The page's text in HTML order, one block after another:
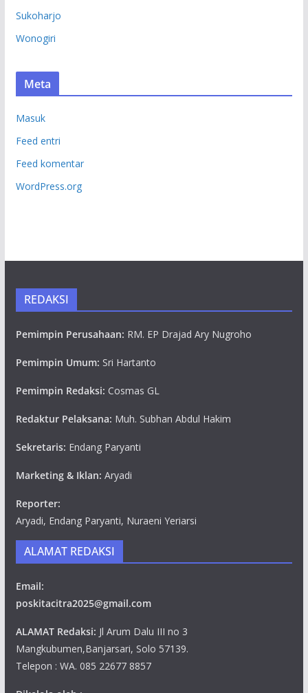
Sukoharjo
Wonogiri
Meta
Masuk
Feed entri
Feed komentar
WordPress.org
REDAKSI
Pemimpin Perusahaan: RM. EP Drajad Ary Nugroho
Pemimpin Umum: Sri Hartanto
Pemimpin Redaksi: Cosmas GL
Redaktur Pelaksana: Muh. Subhan Abdul Hakim
Sekretaris: Endang Paryanti
Marketing & Iklan: Aryadi
Reporter:
Aryadi, Endang Paryanti, Nuraeni Yeriarsi
ALAMAT REDAKSI
Email:
poskitacitra2025@gmail.com
ALAMAT Redaksi: Jl Arum Dalu III no 3
Mangkubumen,Banjarsari, Solo 57139.
Telepon : WA. 085 22677 8857